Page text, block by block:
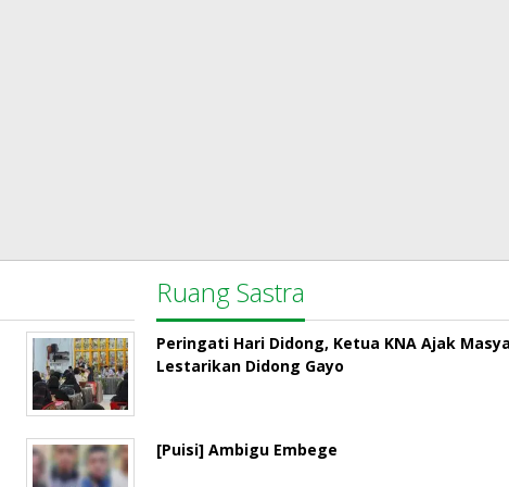
Ruang Sastra
Peringati Hari Didong, Ketua KNA Ajak
Lestarikan Didong Gayo
[Puisi] Ambigu Embege